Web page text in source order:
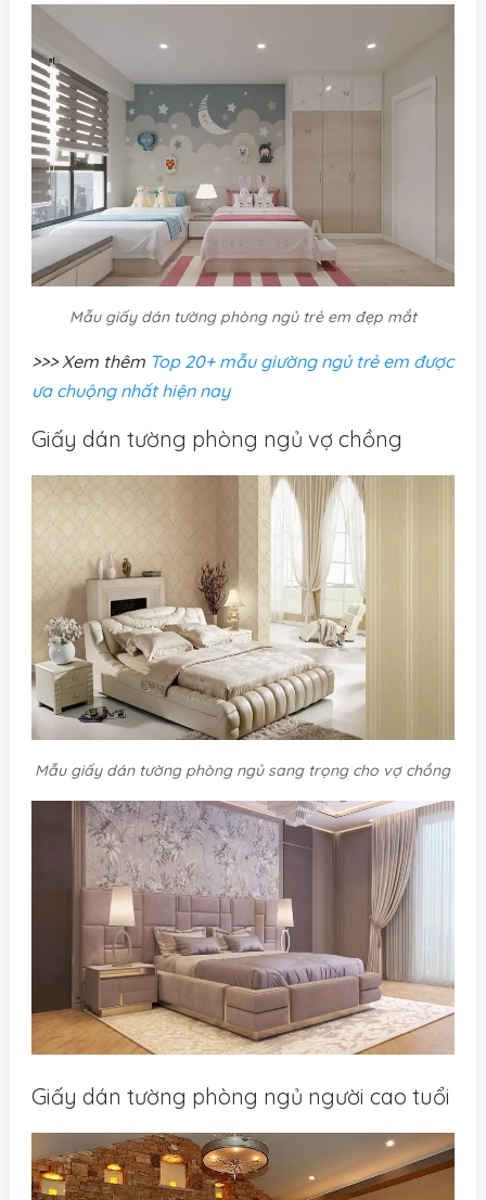
Mẫu giấy dán tường phòng ngủ trẻ em đẹp mắt
>>> Xem thêmTop 20+ mẫu giường ngủ trẻ em được
ưa chuộng nhất hiện nay
Giấy dán tường phòng ngủ vợ chồng
Mẫu giấy dán tường phòng ngủ sang trọng cho vợ chồng
Giấy dán tường phòng ngủ người cao tuổi